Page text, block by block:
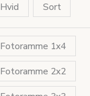
Hvid Sort
Fotoramme 1x4
Fotoramme 2x2